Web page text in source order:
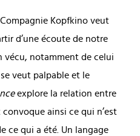
Kopfkino veut
d’une écoute de notre
vécu, notamment de celui
veut palpable et le
explore la relation entre
ainsi ce qui n’est
ce qui a été. Un langage